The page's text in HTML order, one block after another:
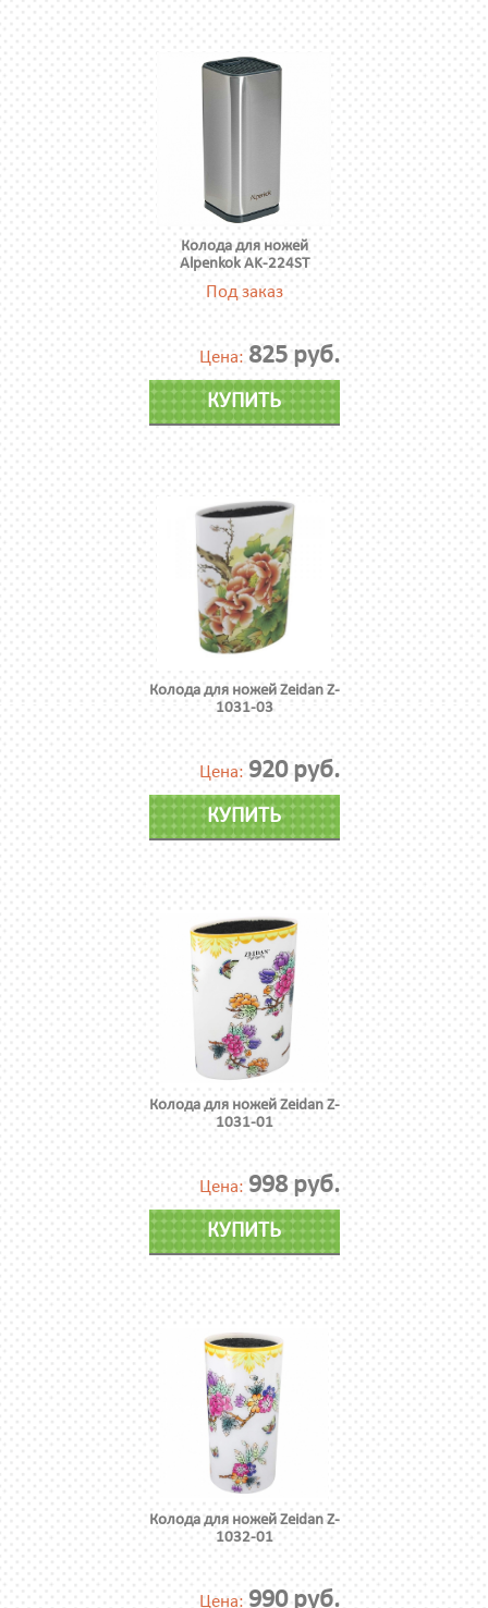
Колода для ножей
Alpenkok AK-224ST
Под заказ
Цена: 825 руб.
КУПИТЬ
Колода для ножей Zeidan Z-
1031-03
Цена: 920 руб.
КУПИТЬ
Колода для ножей Zeidan Z-
1031-01
Цена: 998 руб.
КУПИТЬ
Колода для ножей Zeidan Z-
1032-01
Цена: 990 руб.